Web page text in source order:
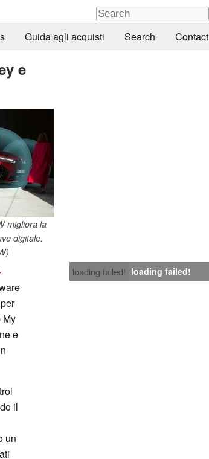
Guida agli acquisti Search Contact
e
migliora la
digitale.
loading failed! loading failed!
My
e
il
un